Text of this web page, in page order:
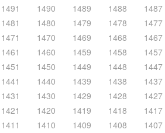
1491 1490 1489 1488 1487
1481 1480 1479 1478 1477
1471 1470 1469 1468 1467
1461 1460 1459 1458 1457
1451 1450 1449 1448 1447
1441 1440 1439 1438 1437
1431 1430 1429 1428 1427
1421 1420 1419 1418 1417
1411 1410 1409 1408 1407